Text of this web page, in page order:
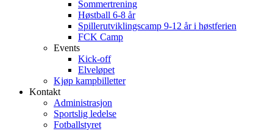
Sommertrening
Høstball 6-8 år
Spillerutviklingscamp 9-12 år i høstferien
FCK Camp
Events
Kick-off
Elveløpet
Kjøp kampbilletter
Kontakt
Administrasjon
Sportslig ledelse
Fotballstyret